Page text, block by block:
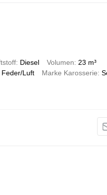
Diesel Volumen
23 m³
Feder/Luft Marke Karosserie